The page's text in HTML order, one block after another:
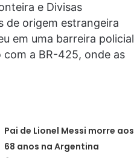
e Divisas
de origem estrangeira
em uma barreira policial
a BR-425, onde as
Pai de Lionel Messi morre aos
68 anos na Argentina